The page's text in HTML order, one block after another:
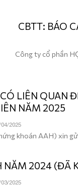
CBTT: BÁO
Công ty cổ phần
LIÊN QUAN
NĂM 2025
04/2025
khoán AAH) xin
NĂM 2024 (ĐÃ
03/2025